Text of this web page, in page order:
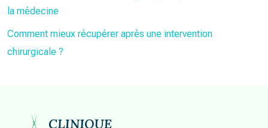
la médecine
Comment mieux récupérer après une intervention
chirurgicale ?